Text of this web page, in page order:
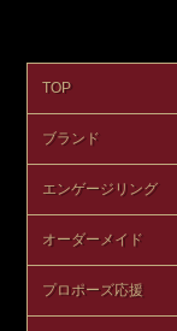
TOP
ブランド
エンゲージリング
オーダーメイド
プロポーズ応援